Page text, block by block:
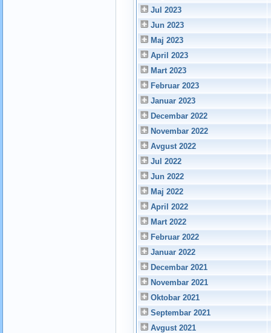
Jul 2023
Jun 2023
Maj 2023
April 2023
Mart 2023
Februar 2023
Januar 2023
Decembar 2022
Novembar 2022
Avgust 2022
Jul 2022
Jun 2022
Maj 2022
April 2022
Mart 2022
Februar 2022
Januar 2022
Decembar 2021
Novembar 2021
Oktobar 2021
Septembar 2021
Avgust 2021